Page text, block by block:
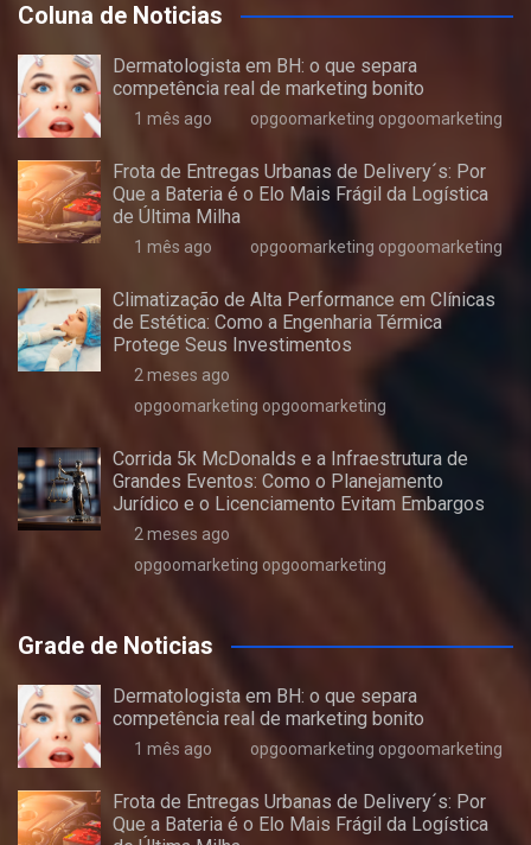
Coluna de Noticias
Dermatologista em BH: o que separa
competência real de marketing bonito
1 mês ago opgoomarketing opgoomarketing
Frota de Entregas Urbanas de Delivery´s: Por
Que a Bateria é o Elo Mais Frágil da Logística
de Última Milha
1 mês ago opgoomarketing opgoomarketing
Climatização de Alta Performance em Clínicas
de Estética: Como a Engenharia Térmica
Protege Seus Investimentos
2 meses ago
opgoomarketing opgoomarketing
Corrida 5k McDonalds e a Infraestrutura de
Grandes Eventos: Como o Planejamento
Jurídico e o Licenciamento Evitam Embargos
2 meses ago
opgoomarketing opgoomarketing
Grade de Noticias
Dermatologista em BH: o que separa
competência real de marketing bonito
1 mês ago opgoomarketing opgoomarketing
Frota de Entregas Urbanas de Delivery´s: Por
Que a Bateria é o Elo Mais Frágil da Logística